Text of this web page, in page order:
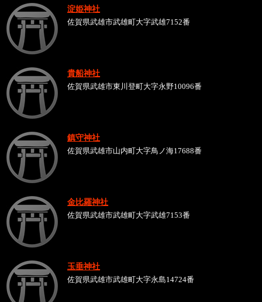
淀姫神社
佐賀県武雄市武雄町大字武雄7152番
貴船神社
佐賀県武雄市東川登町大字永野10096番
鎮守神社
佐賀県武雄市山内町大字鳥ノ海17688番
金比羅神社
佐賀県武雄市武雄町大字武雄7153番
玉垂神社
佐賀県武雄市武雄町大字永島14724番